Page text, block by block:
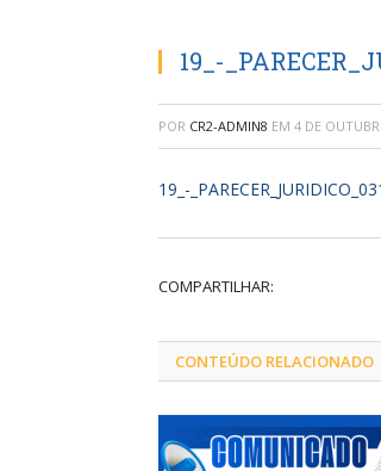
19_-
POR CR2-ADMIN8 EM 4 DE
19_-
COMPARTILHAR:
CONTEÚDO RELACIONADO